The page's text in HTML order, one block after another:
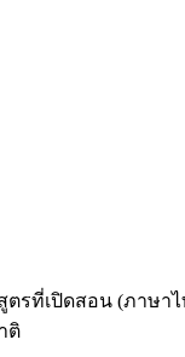
ตรที่เปิดสอน (ภาษาไ
ติ